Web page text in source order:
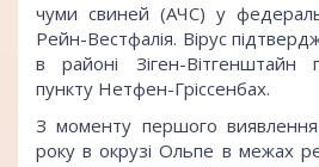
чуми свиней (АЧС) у
Рейн-Вестфалія. Вірус
в районі Зіген-Вітгенштайн
пункту Нетфен-Гріссенбах.
З моменту першого
року в окрузі Ольпе в межах